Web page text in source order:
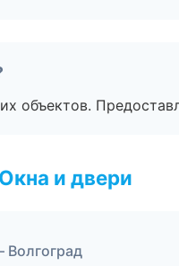
объектов.
и двери
Волгоград